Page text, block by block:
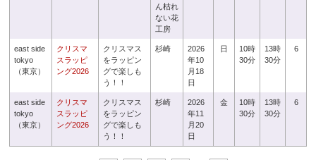
ん枯れ
ない花
工房
east side
tokyo
（東京）
クリスマ
スラッピ
ング2026
クリスマス
をラッピン
グで楽しも
う！！
杉崎
2026
年10
月18
日
日
10時
30分
13時
30分
6
east side
tokyo
（東京）
クリスマ
スラッピ
ング2026
クリスマス
をラッピン
グで楽しも
う！！
杉崎
2026
年11
月20
日
金
10時
30分
13時
30分
6